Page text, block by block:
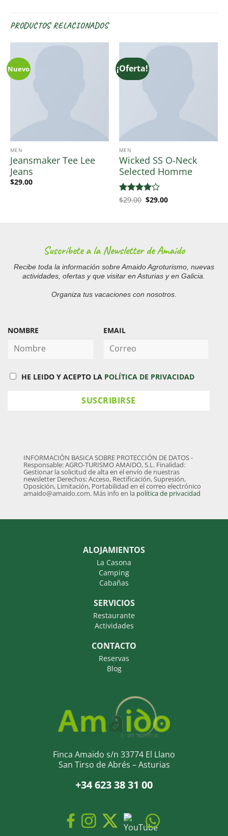
PRODUCTOS RELACIONADOS
Nuevo
MEN
Jeansmaker Tee Lee
Jeans
$29.00
¡Oferta!
MEN
Wicked SS O-Neck
Selected Homme
Valorado
$29.00 El
precio
$29.00.
$29.00El
precio
$29.00.
Suscríbete a la Newsletter de Amaido
Recibe toda la información sobre Amaido Agroturismo, nuevas
actividades, ofertas y que visitar en Asturias y en Galicia.
Organiza tus vacaciones con nosotros.
NOMBRE EMAIL
HE LEIDO Y ACEPTO LA POLÍTICA DE PRIVACIDAD
INFORMACIÓN BASICA SOBRE PROTECCIÓN DE DATOS -
Responsable: AGRO-TURISMO AMAIDO, S.L. Finalidad:
Gestionar la solicitud de alta en el envío de nuestras
newsletter Derechos: Acceso, Rectificación, Supresión,
Oposición, Limitación, Portabilidad en el correo electrónico
amaido@amaido.com. Más info en la política de privacidad
ALOJAMIENTOS
La Casona
Camping
Cabañas
SERVICIOS
Restaurante
Actividades
CONTACTO
Reservas
Blog
Finca Amaido s/n 33774 El Llano
San Tirso de Abrés – Asturias
+34 623 38 31 00